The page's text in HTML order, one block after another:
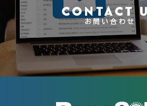
CONTACT
お問い合わせ